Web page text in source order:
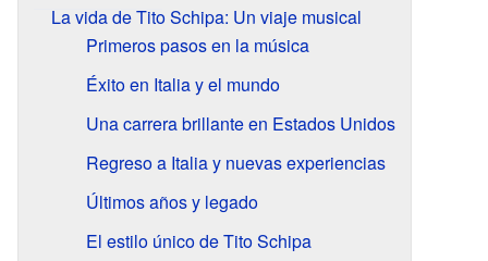
La vida de Tito Schipa: Un viaje musical
Primeros pasos en la música
Éxito en Italia y el mundo
Una carrera brillante en Estados Unidos
Regreso a Italia y nuevas experiencias
Últimos años y legado
El estilo único de Tito Schipa